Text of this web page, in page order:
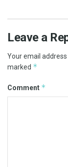
Leave a
Your email
marked *
Comment *